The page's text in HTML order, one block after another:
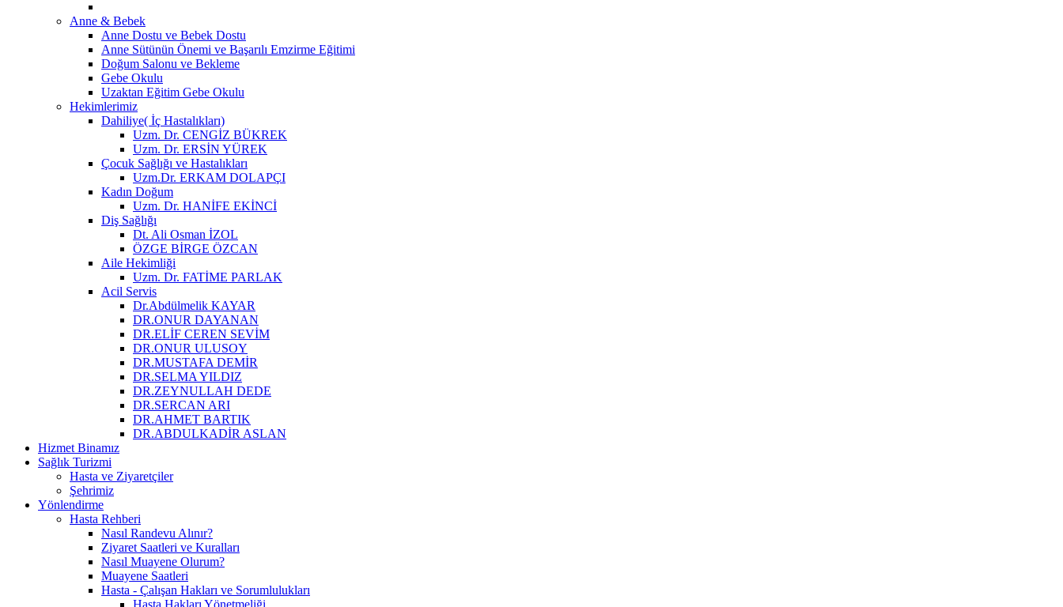
Anne & Bebek
Anne Dostu ve Bebek Dostu
Anne Sütünün Önemi ve Başarılı Emzirme Eğitimi
Doğum Salonu ve Bekleme
Gebe Okulu
Uzaktan Eğitim Gebe Okulu
Hekimlerimiz
Dahiliye( İç Hastalıkları)
Uzm. Dr. CENGİZ BÜKREK
Uzm. Dr. ERSİN YÜREK
Çocuk Sağlığı ve Hastalıkları
Uzm.Dr. ERKAM DOLAPÇI
Kadın Doğum
Uzm. Dr. HANİFE EKİNCİ
Diş Sağlığı
Dt. Ali Osman İZOL
ÖZGE BİRGE ÖZCAN
Aile Hekimliği
Uzm. Dr. FATİME PARLAK
Acil Servis
Dr.Abdülmelik KAYAR
DR.ONUR DAYANAN
DR.ELİF CEREN SEVİM
DR.ONUR ULUSOY
DR.MUSTAFA DEMİR
DR.SELMA YILDIZ
DR.ZEYNULLAH DEDE
DR.SERCAN ARI
DR.AHMET BARTIK
DR.ABDULKADİR ASLAN
Hizmet Binamız
Sağlık Turizmi
Hasta ve Ziyaretçiler
Şehrimiz
Yönlendirme
Hasta Rehberi
Nasıl Randevu Alınır?
Ziyaret Saatleri ve Kuralları
Nasıl Muayene Olurum?
Muayene Saatleri
Hasta - Çalışan Hakları ve Sorumlulukları
Hasta Hakları Yönetmeliği